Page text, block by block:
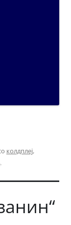
колдплеј,
.